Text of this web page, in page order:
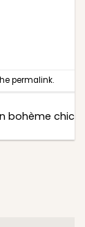
permalink.
bohème chic